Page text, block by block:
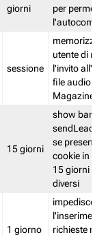
giorni
per
sessione
memorizza
utente di
l'invito
file audio del
Magazine
15 giorni
show banner
sendLead
se presenti
cookie in un
15 giorni e
diversi
1 giorno
impedisce
l'inserimento
richieste